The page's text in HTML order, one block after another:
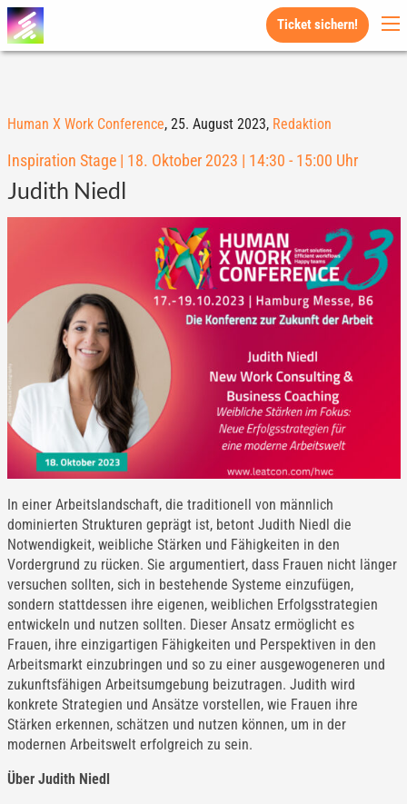
Ticket sichern!
Human X Work Conference, 25. August 2023, Redaktion
Inspiration Stage | 18. Oktober 2023 | 14:30 - 15:00 Uhr
Judith Niedl
In einer Arbeitslandschaft, die traditionell von männlich
dominierten Strukturen geprägt ist, betont Judith Niedl die
Notwendigkeit, weibliche Stärken und Fähigkeiten in den
Vordergrund zu rücken. Sie argumentiert, dass Frauen nicht länger
versuchen sollten, sich in bestehende Systeme einzufügen,
sondern stattdessen ihre eigenen, weiblichen Erfolgsstrategien
entwickeln und nutzen sollten. Dieser Ansatz ermöglicht es
Frauen, ihre einzigartigen Fähigkeiten und Perspektiven in den
Arbeitsmarkt einzubringen und so zu einer ausgewogeneren und
zukunftsfähigen Arbeitsumgebung beizutragen. Judith wird
konkrete Strategien und Ansätze vorstellen, wie Frauen ihre
Stärken erkennen, schätzen und nutzen können, um in der
modernen Arbeitswelt erfolgreich zu sein.
Über Judith Niedl